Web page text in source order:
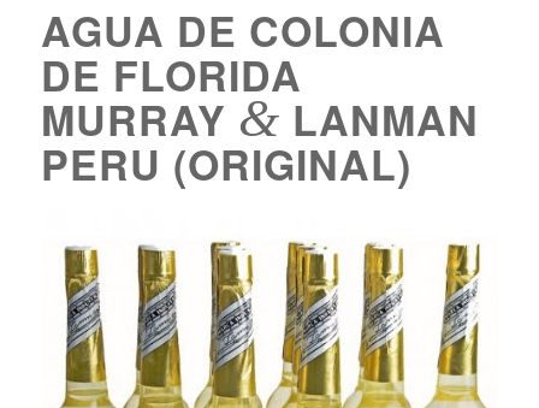
AGUA DE COLONIA
DE FLORIDA
MURRAY & LANMAN
PERU (ORIGINAL)